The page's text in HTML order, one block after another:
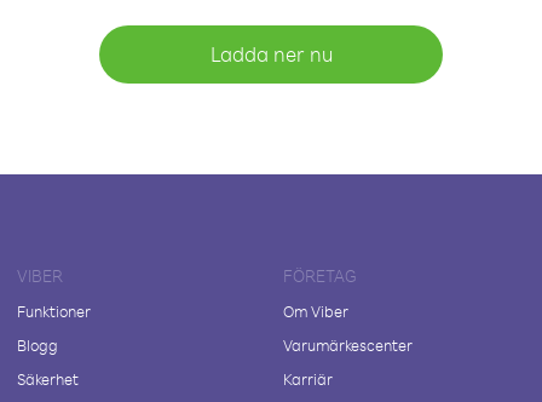
Ladda ner nu
VIBER
Funktioner
Blogg
Säkerhet
FÖRETAG
Om Viber
Varumärkescenter
Karriär